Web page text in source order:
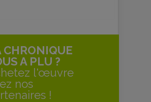
CHRONIQUE
A PLU ?
l'œuvre
nos
!